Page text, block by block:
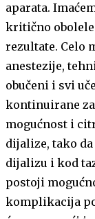
aparata.
kritično
rezultate. Celo
anestezije,
obučeni i svi
kontinuirane
mogućnost i
dijalize, tako
dijalizu i kod
postoji
komplikacija